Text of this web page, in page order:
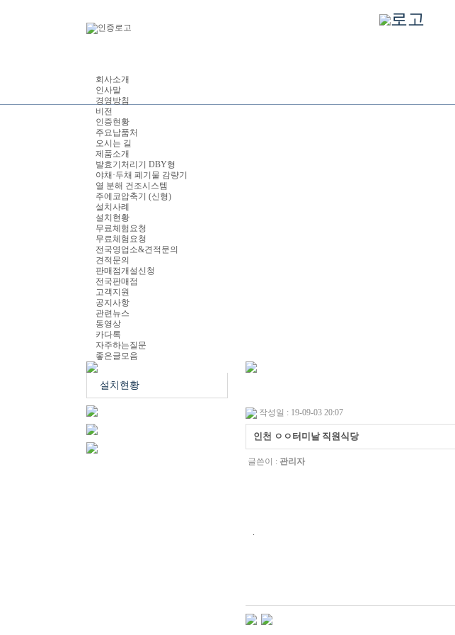
회사소개
인사말
경영방침
비전
인증현황
주요납품처
오시는 길
제품소개
발효기처리기 DBY형
야채·두채 폐기물 감량기
열 분해 건조시스템
주에코압축기 (신형)
설치사례
설치현황
무료체험요청
무료체험요청
전국영업소&견적문의
견적문의
판매점개설신청
전국판매점
고객지원
공지사항
관련뉴스
동영상
카다록
자주하는질문
좋은글모음
설치현황
작성일 : 19-09-03 20:07
인천 ㅇㅇ터미날 직원식당
글쓴이 : 관리자
.